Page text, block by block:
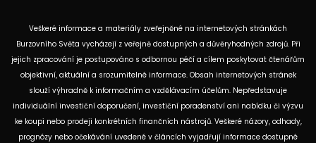
Veškeré informace a materiály zveřejněné na internetových stránkách
Burzovního Světa vycházejí z veřejně dostupných a důvěryhodných zdrojů. Při
jejich zpracování je postupováno s odbornou péčí a cílem poskytovat čtenářům
objektivní, aktuální a srozumitelné informace. Obsah internetových stránek
slouží výhradně k informačním a vzdělávacím účelům. Nepředstavuje
individuální investiční doporučení, investiční poradenství ani nabídku či výzvu
ke koupi nebo prodeji konkrétních finančních nástrojů. Veškeré názory, odhady,
prognózy nebo očekávání uvedené v článcích vyjadřují informace dostupné